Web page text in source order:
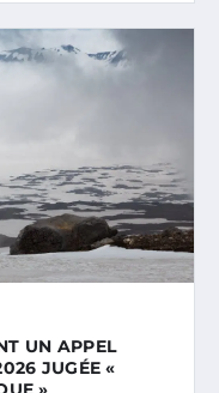
UN APPEL
JUGÉE «